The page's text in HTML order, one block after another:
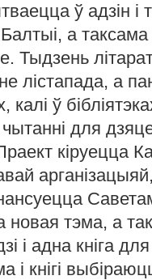
ў адзін і
а
Тыдзень
лістапада, а
ў
для
кіруецца
тэма, а
і адна кніга
і кнігі